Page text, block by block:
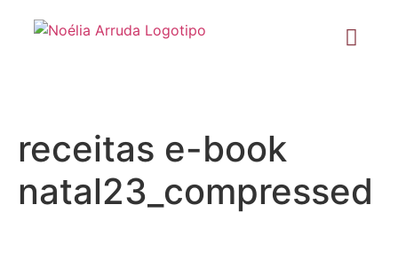
receitas e-book
natal23_compressed